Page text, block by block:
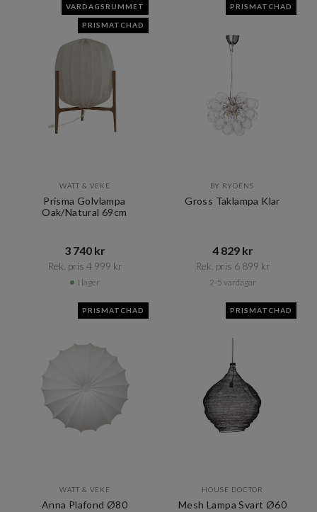
VARDAGSRUMMET
PRISMATCHAD
WATT & VEKE
Prisma Golvlampa
Oak/Natural 69cm
3 740 kr​​
Rek. pris 4 999 kr​​
I lager
PRISMATCHAD
BY RYDÉNS
Gross Taklampa Klar
4 829 kr​​
Rek. pris 6 899 kr​​
2-5 vardagar
PRISMATCHAD
WATT & VEKE
Anna Plafond Ø80
PRISMATCHAD
HOUSE DOCTOR
Mesh Lampa Svart Ø60